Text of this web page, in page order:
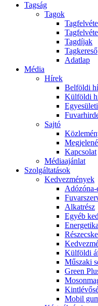
Tagság
Tagok
Tagdíjak
Tagkereső
Adatlap
Média
Hírek
Belföldi
Külföldi
Sajtó
Kapcsolat
Médiaajánlat
Szolgáltatások
Kedvezmények
Adózóna-
Alkatrész
Egyéb
Külföldi
Műszaki
Green
Mobil